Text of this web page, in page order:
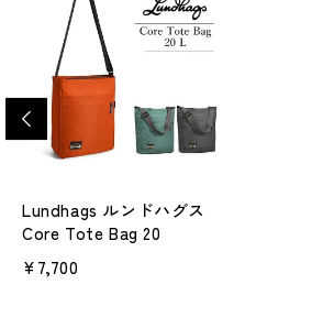
Lundhags ルンドハグス
Core Tote Bag 20
¥7,700